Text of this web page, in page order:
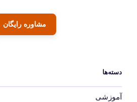
مشاوره رایگان
دسته‌ها
آموزشی